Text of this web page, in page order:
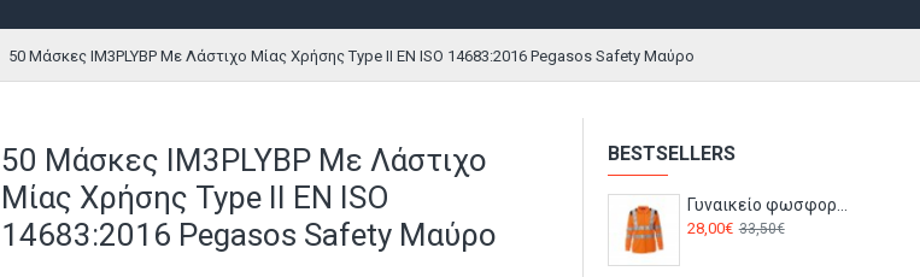
50 Μάσκες IM3PLYBP Με Λάστιχο Μίας Χρήσης Type II ΕΝ ISO 14683:2016 Pegasos Safety Μαύρο
50 Μάσκες IM3PLYBP Με Λάστιχο
Μίας Χρήσης Type II ΕΝ ISO
14683:2016 Pegasos Safety Μαύρο
BESTSELLERS
28,00€ 33,50€